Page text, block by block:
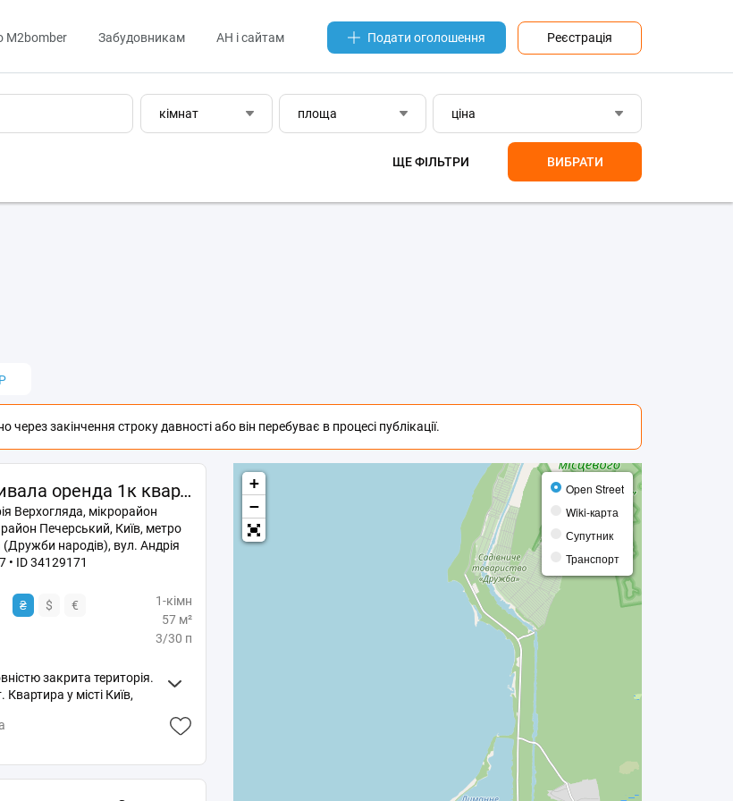
M2bomber Забудовникам АН і сайтам Подати оголошення Реєстрація
кімнат площа ціна
ЩЕ ФІЛЬТРИ ВИБРАТИ
закінчення строку давності або він перебуває в процесі публікації.
Довготривала оренда 1к квартири на вул. Андрія Верхогляда 7 • ID 34129171
Верхогляда, мікрорайон
Печерський, Київ, метро
(Дружби народів), вул. Андрія
• ID 34129171
₴ $ €
1-кімн
57 м²
3/30 п
закрита територія.
у місті Київ,
(Дружби
площа: 57 кв. м.
40 кв. м. Площа кухні
санвузлом. З
Open Street
Wiki-карта
Супутник
Транспорт
+
−